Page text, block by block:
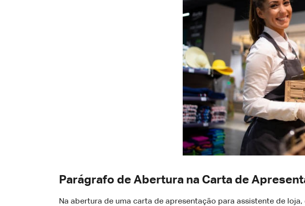
Parágrafo de Abertura na Carta de
Na abertura de uma carta de apresentação para assistente de